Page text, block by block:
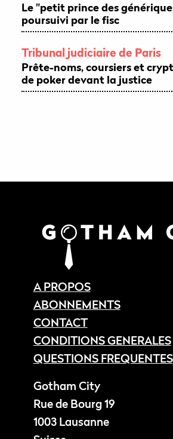
Le "petit prince des
poursuivi par le fisc
Tribunal judiciaire de Paris
Prête-noms, coursiers et
de poker devant la justice
A PROPOS
ABONNEMENTS
CONTACT
CONDITIONS GENERALES
QUESTIONS FREQUENTES
Gotham City
Rue de Bourg 19
1003 Lausanne